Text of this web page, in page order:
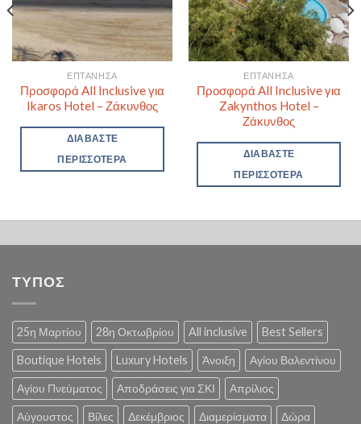
ΕΠΤΆΝΗΣΑ
Προσφορά All Inclusive για
Ikaros Hotel – Ζάκυνθος
ΔΙΑΒΆΣΤΕ
ΠΕΡΙΣΣΌΤΕΡΑ
ΕΠΤΆΝΗΣΑ
Προσφορά All Inclusive για
Zakynthos Hotel –
Ζάκυνθος
ΔΙΑΒΆΣΤΕ
ΠΕΡΙΣΣΌΤΕΡΑ
ΤΥΠΟΣ
25η Μαρτίου 28η Οκτωβρίου All inclusive Best Sellers
Boutique Hotels Luxury Hotels Άνοιξη Αγίου Βαλεντίνου
Αγίου Πνεύματος Αποδράσεις για ΣΚΙ Απρίλιος
Αύγουστος Βίλες Δεκέμβριος Διαμερίσματα Δώρα